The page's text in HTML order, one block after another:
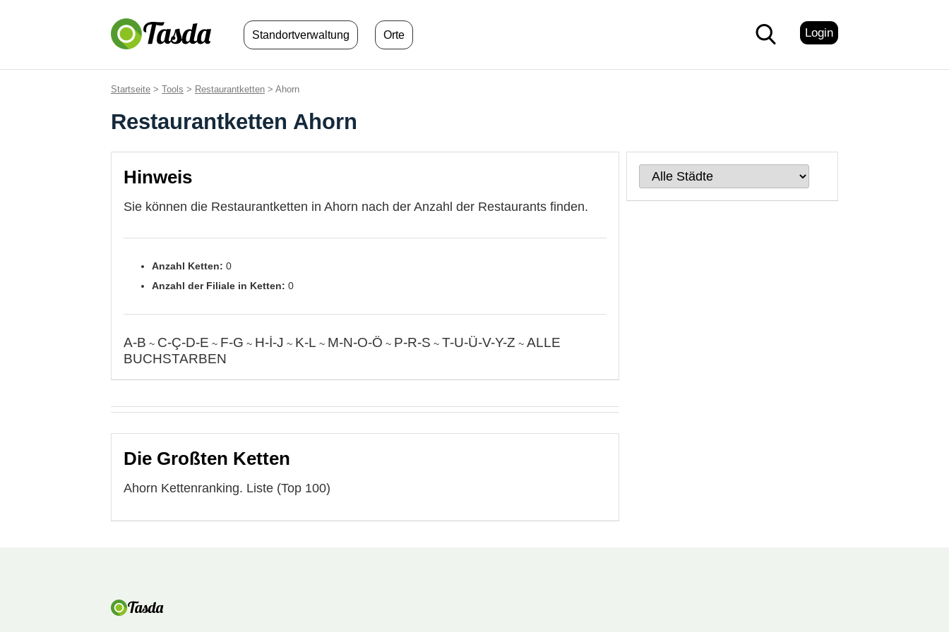
Login
Standortverwaltung Orte
Startseite > Tools > Restaurantketten > Ahorn
Restaurantketten Ahorn
Hinweis
Sie können die Restaurantketten in Ahorn nach der Anzahl der Restaurants finden.
Anzahl Ketten: 0
Anzahl der Filiale in Ketten: 0
A-B ~ C-Ç-D-E ~ F-G ~ H-İ-J ~ K-L ~ M-N-O-Ö ~ P-R-S ~ T-U-Ü-V-Y-Z ~ ALLE
BUCHSTARBEN
Die Großten Ketten
Ahorn Kettenranking. Liste (Top 100)